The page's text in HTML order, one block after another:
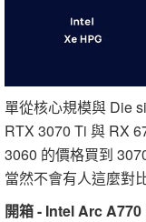
單從核心規模與 Die
RTX 3070 Ti 與 RX
3060 的價格買到
當然不會有人這麼對
開箱 - Intel Arc